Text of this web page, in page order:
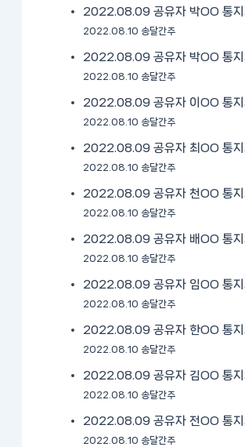
2022.08.09 공유자 박OO 통지
2022.08.10 송달간주
2022.08.09 공유자 박OO 통지
2022.08.10 송달간주
2022.08.09 공유자 이OO 통지
2022.08.10 송달간주
2022.08.09 공유자 최OO 통지
2022.08.10 송달간주
2022.08.09 공유자 천OO 통지
2022.08.10 송달간주
2022.08.09 공유자 배OO 통지
2022.08.10 송달간주
2022.08.09 공유자 임OO 통지
2022.08.10 송달간주
2022.08.09 공유자 한OO 통지
2022.08.10 송달간주
2022.08.09 공유자 김OO 통지
2022.08.10 송달간주
2022.08.09 공유자 전OO 통지
2022.08.10 송달간주